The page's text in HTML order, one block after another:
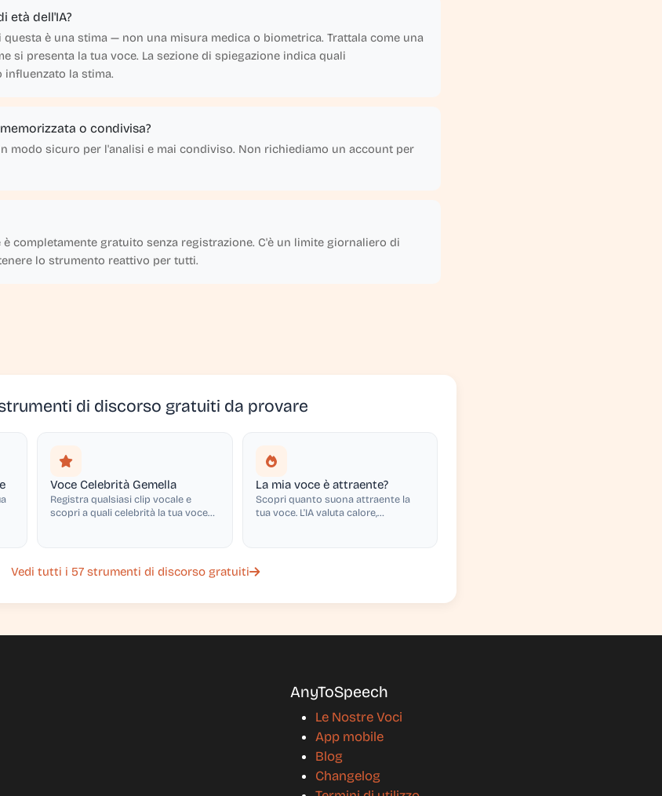
età dell'IA?
è una stima — non una misura medica o biometrica. Trattala come una
si presenta la tua voce. La sezione di spiegazione indica quali
la stima.
o condivisa?
modo sicuro per l'analisi e mai condiviso. Non richiediamo un account per
è completamente gratuito senza registrazione. C'è un limite giornaliero di
lo strumento reattivo per tutti.
di discorso gratuiti da provare
Voce Celebrità Gemella
Registra qualsiasi clip vocale e
scopri a quali celebrità la tua voce
La mia voce è attraente?
Scopri quanto suona attraente la
tua voce. L'IA valuta calore,
Vedi tutti i 57 strumenti di discorso gratuiti
AnyToSpeech
Le Nostre Voci
App mobile
Blog
Changelog